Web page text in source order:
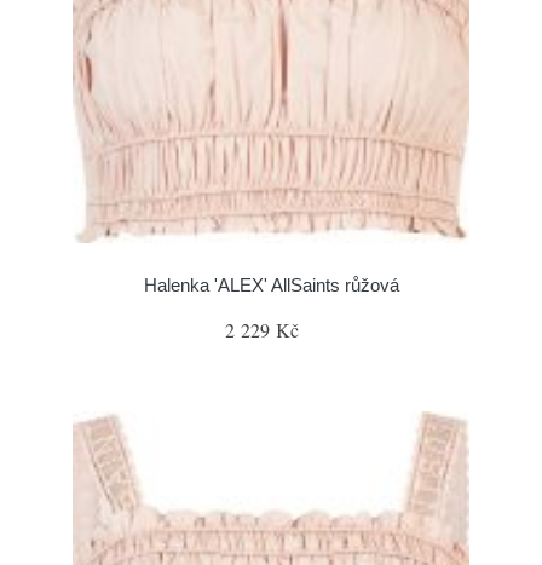
Halenka 'ALEX' AllSaints růžová
2 229 Kč